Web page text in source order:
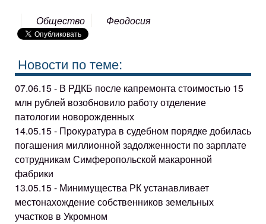
Общество Феодосия
Новости по теме:
07.06.15 - В РДКБ после капремонта стоимостью 15
млн рублей возобновило работу отделение
патологии новорожденных
14.05.15 - Прокуратура в судебном порядке добилась
погашения миллионной задолженности по зарплате
сотрудникам Симферопольской макаронной
фабрики
13.05.15 - Минимущества РК устанавливает
местонахождение собственников земельных
участков в Укромном